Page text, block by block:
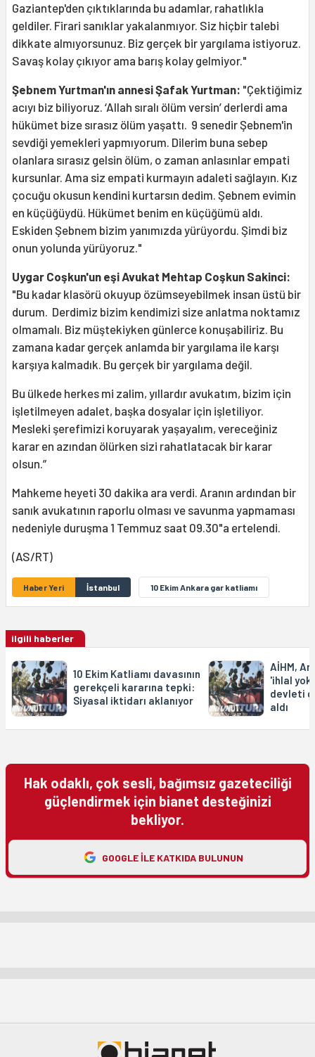
Gaziantep'den çıktıklarında bu adamlar, rahatlıkla
geldiler. Firari sanıklar yakalanmıyor. Siz hiçbir talebi
dikkate almıyorsunuz. Biz gerçek bir yargılama istiyoruz.
Savaş kolay çıkıyor ama barış kolay gelmiyor."
Şebnem Yurtman'ın annesi Şafak Yurtman: "Çektiğimiz
acıyı biz biliyoruz. ‘Allah sıralı ölüm versin’ derlerdi ama
hükümet bize sırasız ölüm yaşattı. 9 senedir Şebnem'in
sevdiği yemekleri yapmıyorum. Dilerim buna sebep
olanlara sırasız gelsin ölüm, o zaman anlasınlar empati
kursunlar. Ama siz empati kurmayın adaleti sağlayın. Kız
çocuğu okusun kendini kurtarsın dedim. Şebnem evimin
en küçüğüydü. Hükümet benim en küçüğümü aldı.
Eskiden Şebnem bizim yanımızda yürüyordu. Şimdi biz
onun yolunda yürüyoruz."
Uygar Coşkun'un eşi Avukat Mehtap Coşkun Sakinci:
"Bu kadar klasörü okuyup özümseyebilmek insan üstü bir
durum. Derdimiz bizim kendimizi size anlatma noktamız
olmamalı. Biz müştekiyken günlerce konuşabiliriz. Bu
zamana kadar gerçek anlamda bir yargılama ile karşı
karşıya kalmadık. Bu gerçek bir yargılama değil.
Bu ülkede herkes mi zalim, yıllardır avukatım, bizim için
işletilmeyen adalet, başka dosyalar için işletiliyor.
Mesleki şerefimizi koruyarak yaşayalım, vereceğiniz
karar en azından ölürken sizi rahatlatacak bir karar
olsun.”
Mahkeme heyeti 30 dakika ara verdi. Aranın ardından bir
sanık avukatının raporlu olması ve savunma yapmaması
nedeniyle duruşma 1 Temmuz saat 09.30"a ertelendi.
(AS/RT)
Haber Yeri İstanbul 10 Ekim Ankara gar katliamı
ilgili haberler
10 Ekim Katliamı davasının
gerekçeli kararına tepki:
Siyasal iktidarı aklanıyor
AİHM,
'ihlal
devleti
aldı
Hak odaklı, çok sesli, bağımsız gazeteciliği
güçlendirmek için bianet desteğinizi
bekliyor.
GOOGLE ILE KATKIDA BULUNUN